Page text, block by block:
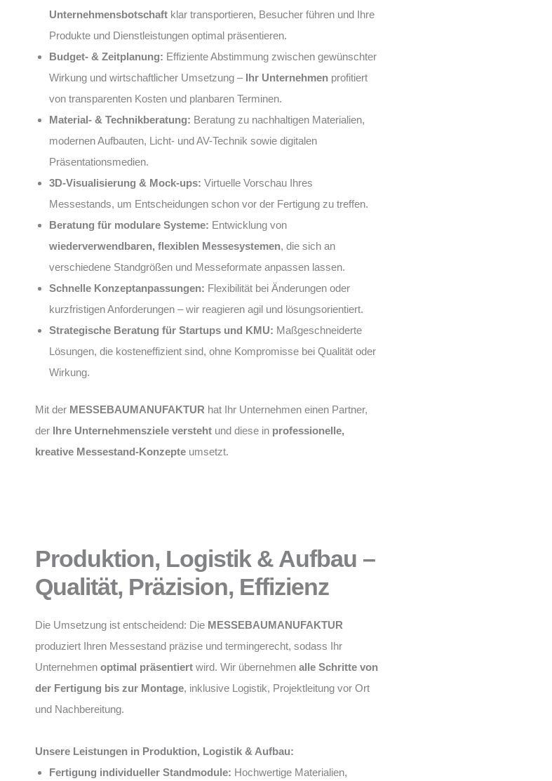
Unternehmensbotschaft klar transportieren, Besucher führen und Ihre
Produkte und Dienstleistungen optimal präsentieren.
Budget- & Zeitplanung: Effiziente Abstimmung zwischen gewünschter
Wirkung und wirtschaftlicher Umsetzung – Ihr Unternehmen profitiert
von transparenten Kosten und planbaren Terminen.
Material- & Technikberatung: Beratung zu nachhaltigen Materialien,
modernen Aufbauten, Licht- und AV-Technik sowie digitalen
Präsentationsmedien.
3D-Visualisierung & Mock-ups: Virtuelle Vorschau Ihres
Messestands, um Entscheidungen schon vor der Fertigung zu treffen.
Beratung für modulare Systeme: Entwicklung von
wiederverwendbaren, flexiblen Messesystemen, die sich an
verschiedene Standgrößen und Messeformate anpassen lassen.
Schnelle Konzeptanpassungen: Flexibilität bei Änderungen oder
kurzfristigen Anforderungen – wir reagieren agil und lösungsorientiert.
Strategische Beratung für Startups und KMU: Maßgeschneiderte
Lösungen, die kosteneffizient sind, ohne Kompromisse bei Qualität oder
Wirkung.
Mit der MESSEBAUMANUFAKTUR hat Ihr Unternehmen einen Partner,
der Ihre Unternehmensziele versteht und diese in professionelle,
kreative Messestand-Konzepte umsetzt.
Produktion, Logistik & Aufbau –
Qualität, Präzision, Effizienz
Die Umsetzung ist entscheidend: Die MESSEBAUMANUFAKTUR
produziert Ihren Messestand präzise und termingerecht, sodass Ihr
Unternehmen optimal präsentiert wird. Wir übernehmen alle Schritte von
der Fertigung bis zur Montage, inklusive Logistik, Projektleitung vor Ort
und Nachbereitung.
Unsere Leistungen in Produktion, Logistik & Aufbau:
Fertigung individueller Standmodule: Hochwertige Materialien,